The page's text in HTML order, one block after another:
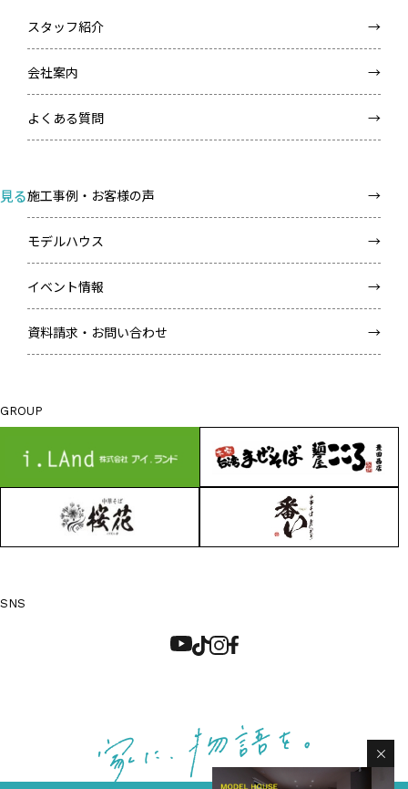
スタッフ紹介
会社案内
よくある質問
見る施工事例・お客様の声
モデルハウス
イベント情報
資料請求・お問い合わせ
GROUP
SNS